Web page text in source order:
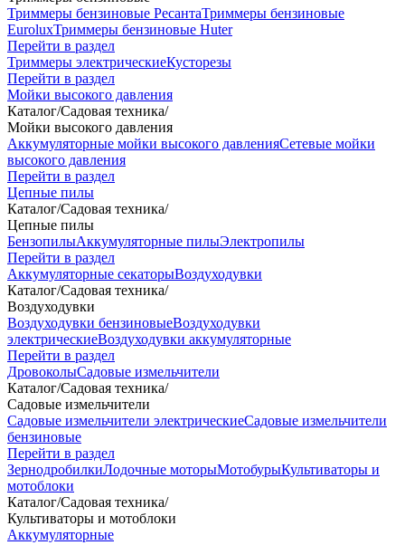
Триммеры бензиновые РесантаТриммеры бензиновые
EuroluxТриммеры бензиновые Huter
Перейти в раздел
Триммеры электрическиеКусторезы
Перейти в раздел
Мойки высокого давления
Каталог/Садовая техника/
Мойки высокого давления
Аккумуляторные мойки высокого давленияСетевые мойки
высокого давления
Перейти в раздел
Цепные пилы
Каталог/Садовая техника/
Цепные пилы
БензопилыАккумуляторные пилыЭлектропилы
Перейти в раздел
Аккумуляторные секаторыВоздуходувки
Каталог/Садовая техника/
Воздуходувки
Воздуходувки бензиновыеВоздуходувки
электрическиеВоздуходувки аккумуляторные
Перейти в раздел
ДровоколыСадовые измельчители
Каталог/Садовая техника/
Садовые измельчители
Садовые измельчители электрическиеСадовые измельчители
бензиновые
Перейти в раздел
ЗернодробилкиЛодочные моторыМотобурыКультиваторы и
мотоблоки
Каталог/Садовая техника/
Культиваторы и мотоблоки
Аккумуляторные